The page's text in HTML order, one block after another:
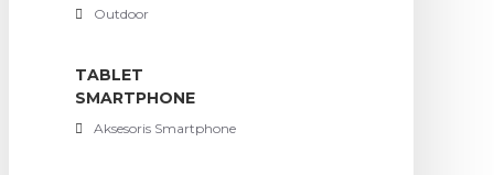
Outdoor
TABLET
SMARTPHONE
Aksesoris Smartphone